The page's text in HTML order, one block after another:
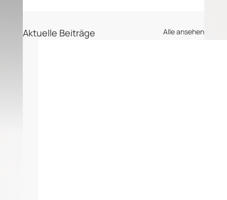
Aktuelle Beiträge Alle ansehen